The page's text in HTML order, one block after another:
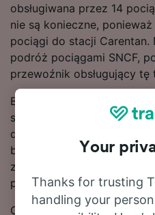
obsługiwana przez 14
nie są konieczne,
pociągi do stacji Carentan.
podróż pociągami SNCF,
przewoźnik obsługujący tę
Bilety na przejazd
są zwykle tańsze w
dokonywanej z
biletów kupowanych w
znajdującego się u góry
planowania podróży, aby
Chcesz dokonać
Your
Thanks for trusting
handling your